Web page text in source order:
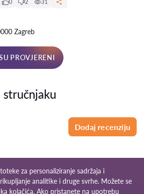
0 2 31
Zagreb
PROVJERENI
Dodaj recenziju
za personaliziranje sadržaja i
analitike i druge svrhe. Možete se
kolačića. Ako pristanete na upotrebu